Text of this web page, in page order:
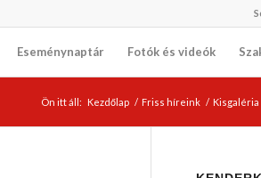
Eseménynaptár Fotók és videók
Ön itt áll: Kezdőlap / Friss híreink / Kisgaléria